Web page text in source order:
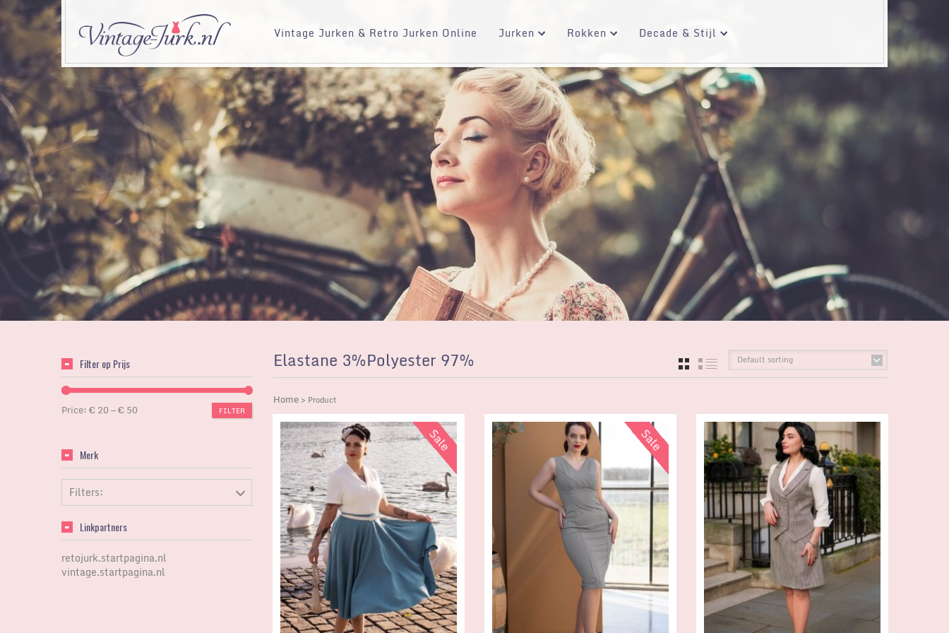
Vintage Jurken & Retro Jurken Online Jurken Rokken Decade & Stijl
Elastane 3%Polyester 97% Default sorting
GRID LIST
Home > Product
Filter op Prijs
FILTER
Price:€ 20—€ 50
Merk
Filters:
Linkpartners
retojurk.startpagina.nl
vintage.startpagina.nl